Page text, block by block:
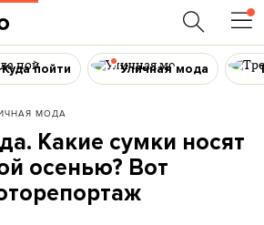
Куда пойти Уличная мода
МОДА
Какие сумки носят
осенью? Вот